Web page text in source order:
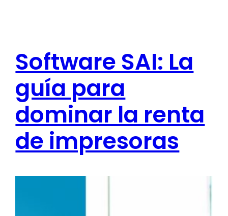
Software SAI: La
guía para
dominar la renta
de impresoras